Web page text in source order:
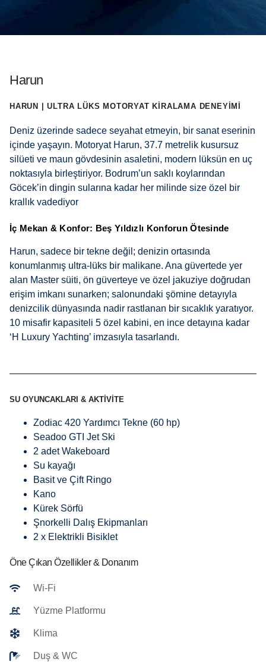
Harun
HARUN | ULTRA LÜKS MOTORYAT KIRALAMA DENEYIMI
Deniz üzerinde sadece seyahat etmeyin, bir sanat eserinin
içinde yaşayın. Motoryat Harun, 37.7 metrelik kusursuz
silüeti ve maun gövdesinin asaletini, modern lüksün en uç
noktasıyla birleştiriyor. Bodrum’un saklı koylarından
Göcek’in dingin sularına kadar her milinde size özel bir
krallık vadediyor
İç Mekan & Konfor: Beş Yıldızlı Konforun Ötesinde
Harun, sadece bir tekne değil; denizin ortasında
konumlanmış ultra-lüks bir malikane. Ana güvertede yer
alan Master süiti, ön güverteye ve özel jakuziye doğrudan
erişim imkanı sunarken; salonundaki şömine detayıyla
denizcilik dünyasında nadir rastlanan bir sıcaklık yaratıyor.
10 misafir kapasiteli 5 özel kabini, en ince detayına kadar
‘H Luxury Yachting’ imzasıyla tasarlandı.
SU OYUNCAKLARI & AKTIVITE
Zodiac 420 Yardımcı Tekne (60 hp)
Seadoo GTI Jet Ski
2 adet Wakeboard
Su kayağı
Basit ve Çift Ringo
Kano
Kürek Sörfü
Şnorkelli Dalış Ekipmanları
2 x Elektrikli Bisiklet
Öne Çıkan Özellikler & Donanım
Wi-Fi
Yüzme Platformu
Klima
Duş & WC